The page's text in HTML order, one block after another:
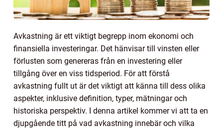
Avkastning är ett viktigt begrepp inom ekonomi och
finansiella investeringar. Det hänvisar till vinsten eller
förlusten som genereras från en investering eller
tillgång över en viss tidsperiod. För att förstå
avkastning fullt ut är det viktigt att känna till dess olika
aspekter, inklusive definition, typer, mätningar och
historiska perspektiv. I denna artikel kommer vi att ta en
djupgående titt på vad avkastning innebär och vilka